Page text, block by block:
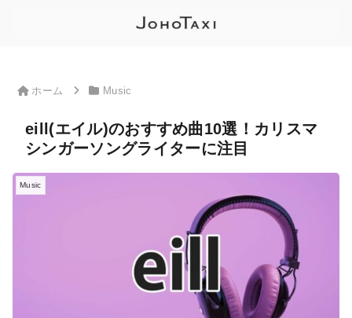
ホーム Music
eill(エイル)のおすすめ曲10選！カリスマ
シンガーソングライターに注目
Music